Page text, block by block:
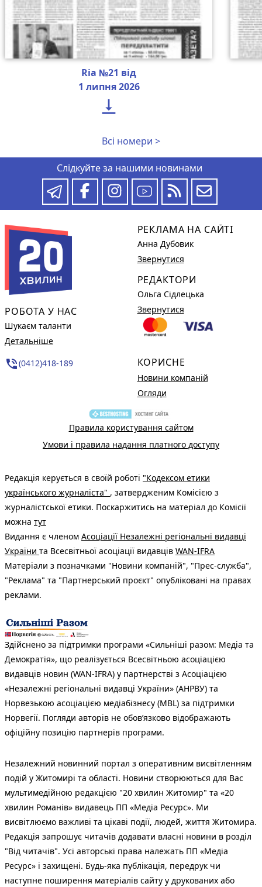
Ria №21 від
1 липня 2026

Всі номери >
Слідкуйте за нашими новинами
РОБОТА У НАС
Шукаєм таланти
Детальніше
phone_in_talk(0412)418-189
РЕКЛАМА НА САЙТІ
Анна Дубовик
Звернутися
РЕДАКТОРИ
Ольга Сідлецька
Звернутися
КОРИСНЕ
Новини компаній
Огляди
Правила користування сайтом
Умови і правила надання платного доступу
Редакція керується в своїй роботі "Кодексом етики
українського журналіста" , затвердженим Комісією з
журналістської етики. Поскаржитись на матеріал до Комісії
можна тут
Видання є членом Асоціації Незалежні регіональні видавці
України та Всесвітньої асоціації видавців WAN-IFRA
Матеріали з позначками "Новини компаній", "Прес-служба",
"Реклама" та "Партнерський проєкт" опубліковані на правах
реклами.
Здійснено за підтримки програми «Сильніші разом: Медіа та
Демократія», що реалізується Всесвітньою асоціацією
видавців новин (WAN-IFRA) у партнерстві з Асоціацією
«Незалежні регіональні видавці України» (АНРВУ) та
Норвезькою асоціацією медіабізнесу (MBL) за підтримки
Норвегії. Погляди авторів не обов’язково відображають
офіційну позицію партнерів програми.
Незалежний новинний портал з оперативним висвітленням
подій у Житомирі та області. Новини створюються для Вас
мультимедійною редакцією "20 хвилин Житомир" та «20
хвилин Романів» видавець ПП «Медіа Ресурс». Ми
висвітлюємо важливі та цікаві події, людей, життя Житомира.
Редакція запрошує читачів додавати власні новини в розділ
"Від читачів". Усі авторські права належать ПП «Медіа
Ресурс» і захищені. Будь-яка публiкацiя, передрук чи
наступне поширення матеріалів сайту у друкованих або